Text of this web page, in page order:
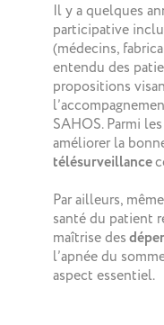
Il y a quelques
participative
(médecins,
entendu des
propositions
SAHOS. Parmi
améliorer la
télésurveillance
Par ailleurs,
santé du patient
maîtrise des
l’apnée du
aspect essentiel.